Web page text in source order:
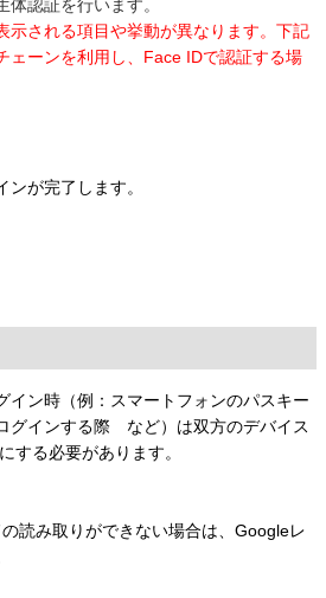
体認証を行います。
示される項目や挙動が異なります。下記
ェーンを利用し、Face IDで認証する場
が完了します。
イン時（例：スマートフォンのパスキー
グインする際 など）は双方のデバイス
する必要があります。
読み取りができない場合は、Googleレ